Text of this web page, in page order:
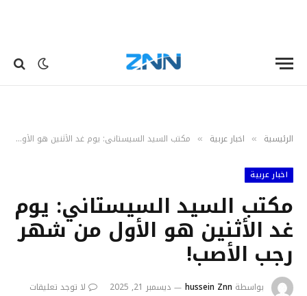
الرئيسية » اخبار عربية » مكتب السيد السيستاني: يوم غد الأثنين هو الأول من شهر رجب الأصب!
اخبار عربية
مكتب السيد السيستاني: يوم
غد الأثنين هو الأول من شهر
رجب الأصب!
بواسطة hussein Znn ديسمبر 21, 2025
لا توجد تعليقات